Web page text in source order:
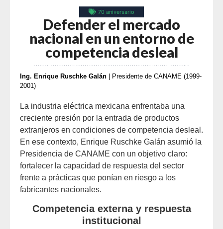
70 aniversario
Defender el mercado
nacional en un entorno de
competencia desleal
Ing. Enrique Ruschke Galán | Presidente de CANAME (1999-
2001)
La industria eléctrica mexicana enfrentaba una
creciente presión por la entrada de productos
extranjeros en condiciones de competencia desleal.
En ese contexto, Enrique Ruschke Galán asumió la
Presidencia de CANAME con un objetivo claro:
fortalecer la capacidad de respuesta del sector
frente a prácticas que ponían en riesgo a los
fabricantes nacionales.
Competencia externa y respuesta
institucional